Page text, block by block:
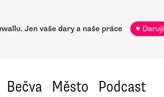
Jen vaše dary a naše práce ♥ Daruji
Bečva Město Podcast